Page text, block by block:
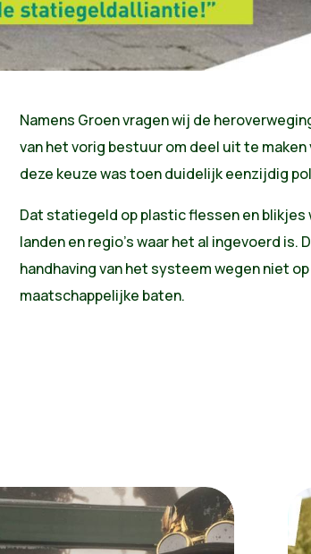
Namens Groen vragen wij de
van het vorig bestuur om deel uit te
deze keuze was toen duidelijk eenzijdig
Dat statiegeld op plastic flessen en blikjes
landen en regio’s waar het al ingevoerd is.
handhaving van het systeem wegen niet
maatschappelijke baten.